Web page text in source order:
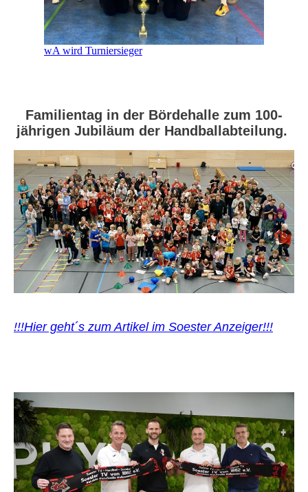
wA wird Turniersieger
Familientag in der Bördehalle zum 100-
jährigen Jubiläum der Handballabteilung.
!!!Hier geht´s zum Artikel im Soester Anzeiger!!!